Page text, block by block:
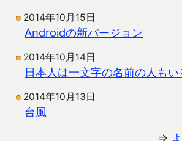
2014年10月15日
Androidの新バージョン
2014年10月14日
日本人は一文字の名前の人もい
2014年10月13日
台風
⇒